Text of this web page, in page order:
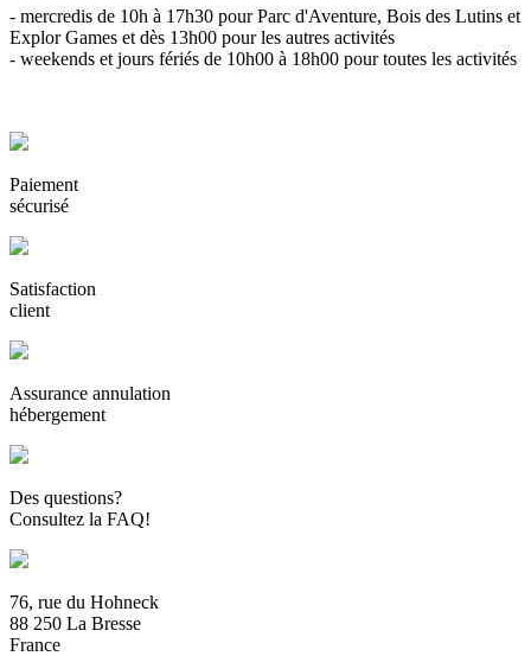
- mercredis de 10h à 17h30 pour Parc d'Aventure, Bois des Lutins et
Explor Games et dès 13h00 pour les autres activités
- weekends et jours fériés de 10h00 à 18h00 pour toutes les activités
Paiement
sécurisé
Satisfaction
client
Assurance annulation
hébergement
Des questions?
Consultez la FAQ!
76, rue du Hohneck
88 250 La Bresse
France